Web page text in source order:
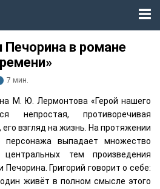
в романе
7 мин.
М. Ю. Лермонтова «Герой нашего
непростая, противоречивая
его взгляд на жизнь. На протяжении
выпадает множество
тем произведения
Григорий говорит о себе:
живёт в полном смысле этого